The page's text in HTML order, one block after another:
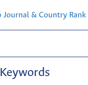
Keywords